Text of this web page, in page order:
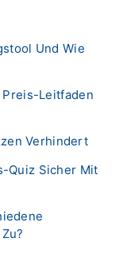
Und Wie
Preis-Leitfaden
Verhindert
Quiz Sicher Mit